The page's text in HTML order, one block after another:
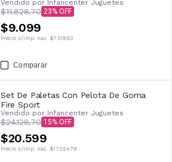
Vendido por Infancenter Juguetes
$11.828,70 23
$9.099
Precio s/imp. nac. $7.519,83
Comparar
Set De Paletas Con Pelota De Goma
Fire Sport
Vendido por Infancenter Juguetes
$24.128,70 15
$20.599
Precio s/imp. nac. $17.024,79